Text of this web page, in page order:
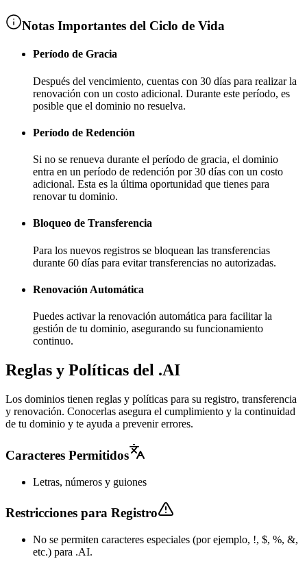
Notas Importantes del Ciclo de Vida
Período de Gracia
Después del vencimiento, cuentas con 30 días para realizar la
renovación con un costo adicional. Durante este período, es
posible que el dominio no resuelva.
Período de Redención
Si no se renueva durante el período de gracia, el dominio
entra en un período de redención por 30 días con un costo
adicional. Esta es la última oportunidad que tienes para
renovar tu dominio.
Bloqueo de Transferencia
Para los nuevos registros se bloquean las transferencias
durante 60 días para evitar transferencias no autorizadas.
Renovación Automática
Puedes activar la renovación automática para facilitar la
gestión de tu dominio, asegurando su funcionamiento
continuo.
Reglas y Políticas del .AI
Los dominios tienen reglas y políticas para su registro, transferencia
y renovación. Conocerlas asegura el cumplimiento y la continuidad
de tu dominio y te ayuda a prevenir errores.
Caracteres Permitidos
Letras, números y guiones
Restricciones para Registro
No se permiten caracteres especiales (por ejemplo, !, $, %, &,
etc.) para .AI.